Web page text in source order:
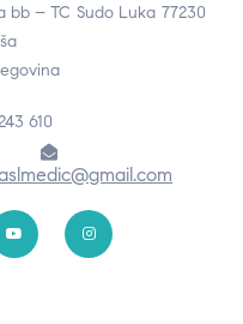
bb – TC Sudo Luka 77230
610